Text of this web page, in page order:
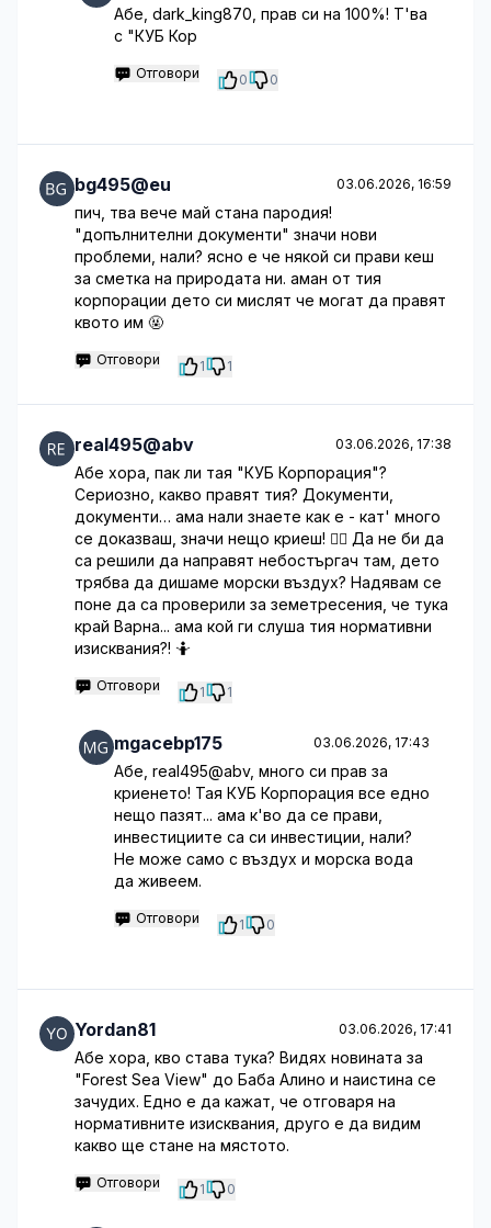
Абе, dark_king870, прав си на 100%! Т'ва
с "КУБ Кор
Отговори 0 0
bg495@eu 03.06.2026, 16:59
пич, тва вече май стана пародия!
"допълнителни документи" значи нови
проблеми, нали? ясно е че някой си прави кеш
за сметка на природата ни. аман от тия
корпорации дето си мислят че могат да правят
квото им 🤬
Отговори 1 1
real495@abv 03.06.2026, 17:38
Абе хора, пак ли тая "КУБ Корпорация"?
Сериозно, какво правят тия? Документи,
документи… ама нали знаете как е - кат' много
се доказваш, значи нещо криеш! 🤦‍♂️ Да не би да
са решили да направят небостъргач там, дето
трябва да дишаме морски въздух? Надявам се
поне да са проверили за земетресения, че тука
край Варна... ама кой ги слуша тия нормативни
изисквания?! 🤷
Отговори 1 1
mgacebp175 03.06.2026, 17:43
Абе, real495@abv, много си прав за
криенето! Тая КУБ Корпорация все едно
нещо пазят... ама к'во да се прави,
инвестициите са си инвестиции, нали?
Не може само с въздух и морска вода
да живеем.
Отговори 1 0
Yordan81 03.06.2026, 17:41
Абе хора, кво става тука? Видях новината за
"Forest Sea View" до Баба Алино и наистина се
зачудих. Едно е да кажат, че отговаря на
нормативните изисквания, друго е да видим
какво ще стане на мястото.
Отговори 1 0